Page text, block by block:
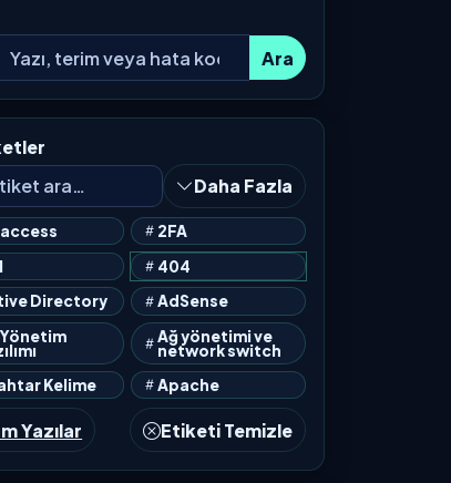
Ara
Daha Fazla
2FA
404
Directory
AdSense
Ağ yönetimi ve
network switch
Kelime
Apache
Yazılar Etiketi Temizle